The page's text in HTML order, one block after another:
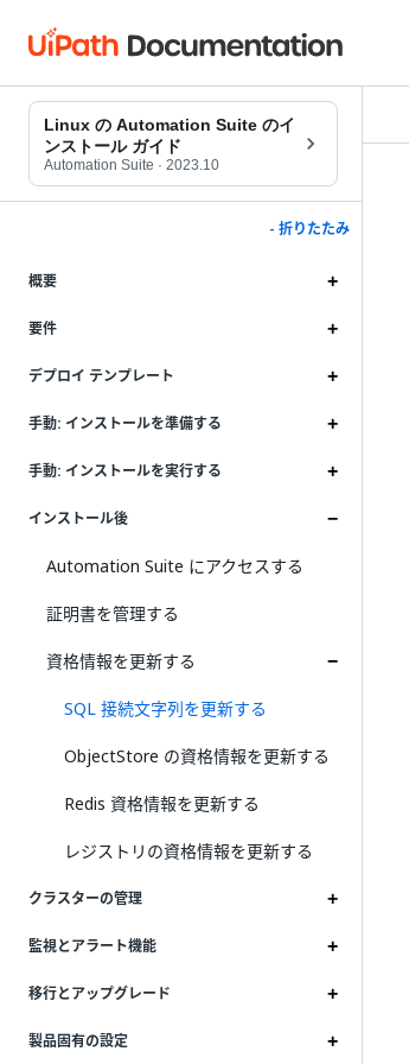
Linux の Automation Suite のイ
ンストール ガイド
Automation Suite · 2023.10
- 折りたたみ
概要
要件
デプロイ テンプレート
手動: インストールを準備する
手動: インストールを実行する
インストール後
Automation Suite にアクセスする
証明書を管理する
資格情報を更新する
SQL 接続文字列を更新する
ObjectStore の資格情報を更新する
Redis 資格情報を更新する
レジストリの資格情報を更新する
クラスターの管理
監視とアラート機能
移行とアップグレード
製品固有の設定